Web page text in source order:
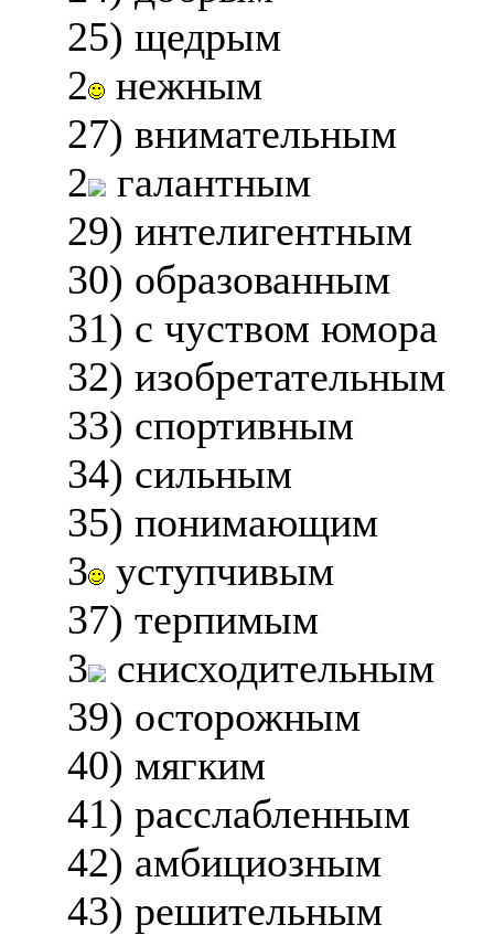
25) щедрым
2
нежным
27) внимательным
2
галантным
29) интелигентным
30) образованным
31) с чуством юмора
32) изобретательным
33) спортивным
34) сильным
35) понимающим
3
уступчивым
37) терпимым
3
снисходительным
39) осторожным
40) мягким
41) расслабленным
42) амбициозным
43) решительным